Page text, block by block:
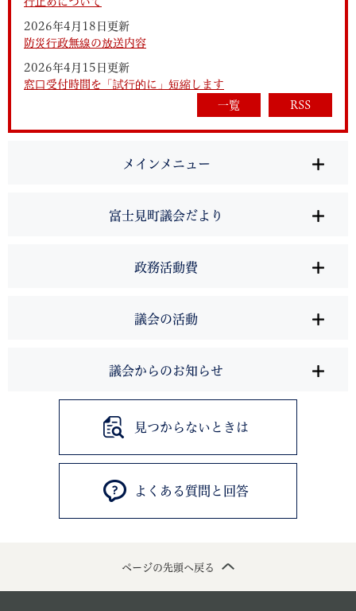
2026年4月18日更新
防災行政無線の放送内容
2026年4月15日更新
窓口受付時間を「試行的に」短縮します
一覧
RSS
メインメニュー
富士見町議会だより
政務活動費
議会の活動
議会からのお知らせ
見つからないときは
よくある質問と回答
ページの先頭へ戻る